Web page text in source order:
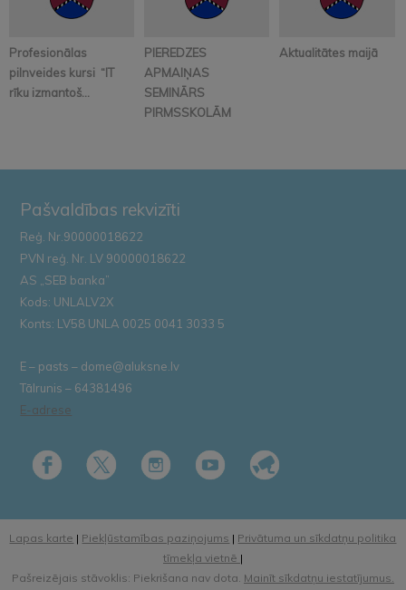
Profesionālas
pilnveides kursi “IT
rīku izmantoš...
PIEREDZES
APMAIŅAS
SEMINĀRS
PIRMSSKOLĀM
Aktualitātes maijā
Pašvaldības rekvizīti
Reģ. Nr.90000018622
PVN reģ. Nr. LV 90000018622
AS „SEB banka”
Kods: UNLALV2X
Konts: LV58 UNLA 0025 0041 3033 5
E – pasts – dome@aluksne.lv
Tālrunis – 64381496
E-adrese
Lapas karte | Piekļūstamības paziņojums | Privātuma un sīkdatņu politika
tīmekļa vietnē |
Pašreizējais stāvoklis: Piekrišana nav dota. Mainīt sīkdatņu iestatījumus.